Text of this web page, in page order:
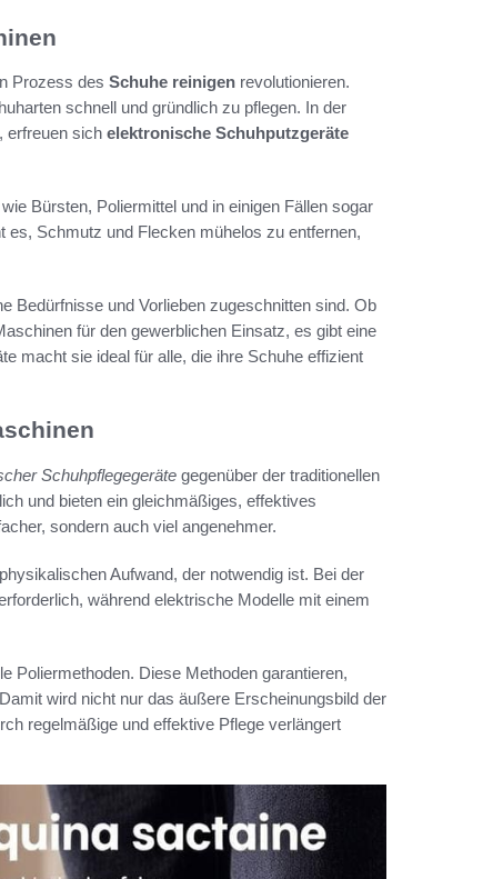
Prozess des Schuhe reinigen revolutionieren.
schnell und gründlich zu pflegen. In der
erfreuen sich elektronische Schuhputzgeräte
Bürsten, Poliermittel und in einigen Fällen sogar
Schmutz und Flecken mühelos zu entfernen,
Bedürfnisse und Vorlieben zugeschnitten sind. Ob
für den gewerblichen Einsatz, es gibt eine
macht sie ideal für alle, die ihre Schuhe effizient
Schuhpflegegeräte gegenüber der traditionellen
und bieten ein gleichmäßiges, effektives
sondern auch viel angenehmer.
Aufwand, der notwendig ist. Bei der
während elektrische Modelle mit einem
Poliermethoden. Diese Methoden garantieren,
wird nicht nur das äußere Erscheinungsbild der
regelmäßige und effektive Pflege verlängert